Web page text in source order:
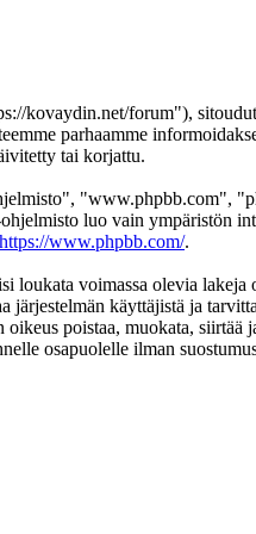
forum"), sitoudut
parhaamme
tai korjattu.
"www.phpbb.com",
luo vain ympäristön
https://www.phpbb.com/.
loukata voimassa olevia
käyttäjistä ja
poistaa, muokata, siirtää
osapuolelle ilman